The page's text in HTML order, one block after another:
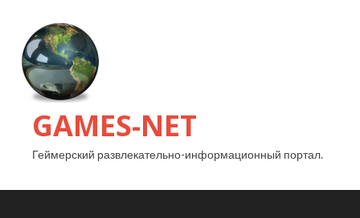
GAMES-NET
Геймерский развлекательно-информационный портал.